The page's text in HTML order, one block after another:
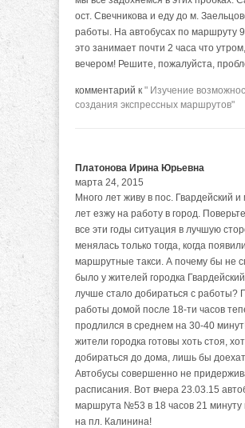
ост. Свечникова и еду до м.
работы. На автобусах по маршруту
это занимает почти 2 часа что
вечером! Решите, пожалуйста,
комментарий к " Изучение
создания экспрессных маршрутов"
Платонова Ирина Юрьевна
марта 24, 2015
Много лет живу в пос. Гвардейский и
лет езжу на работу в город.
все эти годы ситуация в лучшую
менялась только тогда, когда
маршрутные такси. А почему бы не
было у жителей городка
лучше стало добираться с работы?
работы домой после 18-ти часов
продлился в среднем на 30-40
жители городка готовы хоть стоя,
добираться до дома, лишь бы
Автобусы совершенно не
расписания. Вот вчера 23.03.15
маршрута №53 в 18 часов 21
на пл. Калинина!